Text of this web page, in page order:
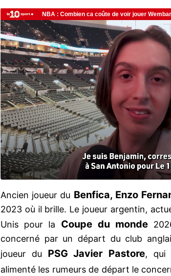
Ancien joueur du Benfica, Enzo
2023 où il brille. Le joueur argentin,
Unis pour la Coupe du monde
concerné par un départ du club
joueur du PSG Javier Pastore, qui
alimenté les rumeurs de départ le